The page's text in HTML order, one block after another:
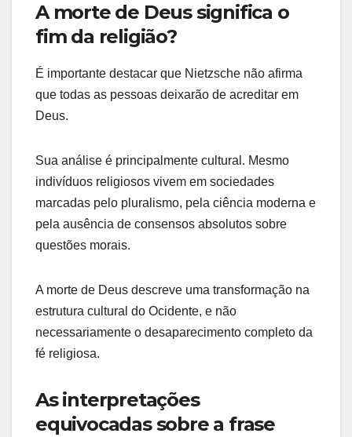
A morte de Deus significa o
fim da religião?
É importante destacar que Nietzsche não afirma
que todas as pessoas deixarão de acreditar em
Deus.
Sua análise é principalmente cultural. Mesmo
indivíduos religiosos vivem em sociedades
marcadas pelo pluralismo, pela ciência moderna e
pela ausência de consensos absolutos sobre
questões morais.
A morte de Deus descreve uma transformação na
estrutura cultural do Ocidente, e não
necessariamente o desaparecimento completo da
fé religiosa.
As interpretações
equivocadas sobre a frase